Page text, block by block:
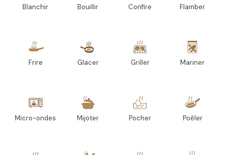
Blanchir Bouillir Confire Flamber
Frire Glacer Griller Mariner
Micro-ondes Mijoter Pocher Poêler